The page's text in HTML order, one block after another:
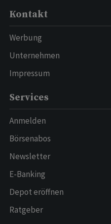
Kontakt
Werbung
Unternehmen
Impressum
Services
Anmelden
Börsenabos
Newsletter
E-Banking
Depot eröffnen
Ratgeber